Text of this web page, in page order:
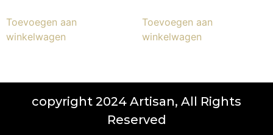
Toevoegen aan
winkelwagen
Toevoegen aan
winkelwagen
copyright 2024 Artisan, All Rights
Reserved